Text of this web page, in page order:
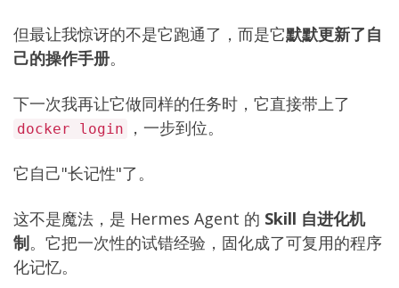
但最让我惊讶的不是它跑通了，而是它默默更新了自
己的操作手册。
下一次我再让它做同样的任务时，它直接带上了
docker login ，一步到位。
它自己"长记性"了。
这不是魔法，是 Hermes Agent 的 Skill 自进化机
制。它把一次性的试错经验，固化成了可复用的程序
化记忆。